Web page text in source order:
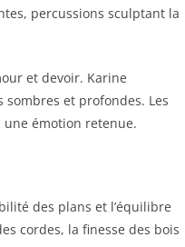
percussions sculptant la
et devoir. Karine
et profondes. Les
une émotion retenue.
des plans et l’équilibre
cordes, la finesse des bois